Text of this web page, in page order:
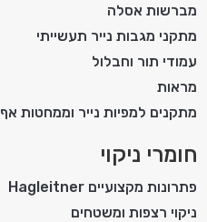
מברשות אסלה
מתקני מגבות נייר תעשייתי
עמודי תור וחבלול
מראות
מתקנים למפיות נייר וממחטות אף
חומרי ניקוי
פתרונות מקצועיים Hagleitner
ניקוי רצפות ומשטחים